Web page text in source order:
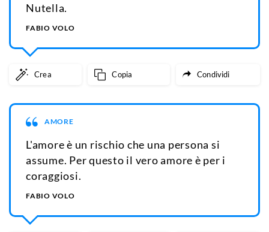
Nutella.
FABIO VOLO
Crea Copia Condividi
AMORE
L'amore è un rischio che una persona si
assume. Per questo il vero amore è per i
coraggiosi.
FABIO VOLO